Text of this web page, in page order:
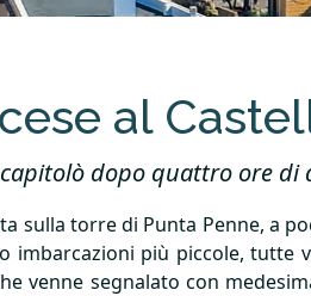
al
capitolò dopo quattro ore
sulla torre di Punta Penne, a
più piccole, tutte
venne segnalato con